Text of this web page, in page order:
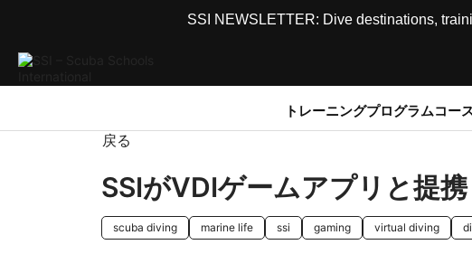
SSI NEWSLETTER: Dive destinations,
トレーニングプログラムコー
戻る
SSIがVDIゲームアプリと提
scuba diving marine life ssi gaming virtual diving